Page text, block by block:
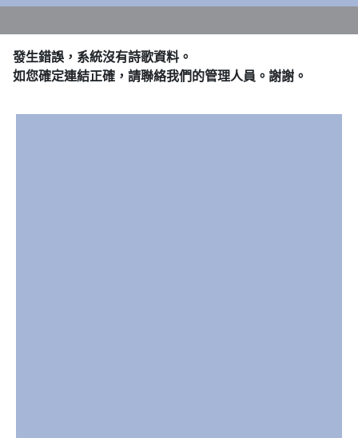
發生錯誤，系統沒有詩歌資料。
如您確定連結正確，請聯絡我們的管理人員。謝謝。